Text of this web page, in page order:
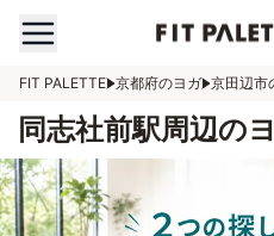
FIT PALETTE 京都府のヨガ 京田辺市
同志社前駅周辺の